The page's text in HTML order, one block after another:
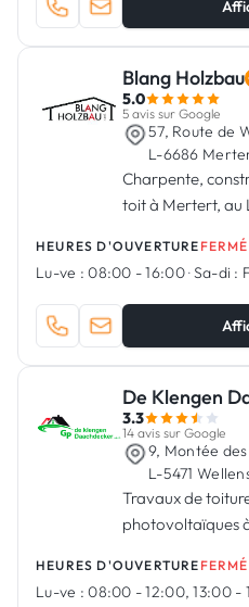
Blang Holzbau
5.0
5 avis sur Google
57, Route de
L-6686
Charpente,
toit à Mertert, au
HEURES D'OUVERTURE FERMÉ
Lu-ve : 08:00 - 16:00·Sa-di :
De Klengen
3.3
14 avis sur Google
9, Montée
L-5471
Travaux de
photovoltaïques
HEURES D'OUVERTURE FERMÉ
Lu-ve : 08:00 - 12:00, 13:00 -